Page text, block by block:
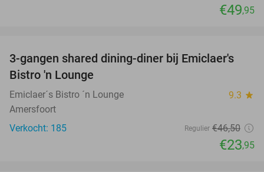
€49,95
48%
3-gangen shared dining-diner bij Emiclaer's
Bistro 'n Lounge
Emiclaer´s Bistro ´n Lounge 9.3 star
Amersfoort
Verkocht: 185
Regulier €46,50
€23,95